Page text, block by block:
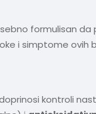
formulisan da
i simptome ovih
kontroli